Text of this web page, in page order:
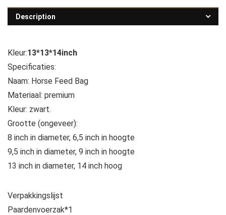
Description
Kleur:13*13*14inch
Specificaties:
Naam: Horse Feed Bag
Materiaal: premium
Kleur: zwart.
Grootte (ongeveer):
8 inch in diameter, 6,5 inch in hoogte
9,5 inch in diameter, 9 inch in hoogte
13 inch in diameter, 14 inch hoog
Verpakkingslijst
Paardenvoerzak*1